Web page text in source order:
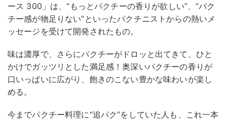
ース 300」は、“もっとパクチーの香りが欲しい”、“パク
チー感が物足りない”といったパクチニストからの熱いメ
ッセージを受けて開発されたもの。
味は濃厚で、さらにパクチーがドロッと出てきて、ひと
かけでガッツリとした満足感！奥深いパクチーの香りが
口いっぱいに広がり、飽きのこない豊かな味わいが楽し
める。
今までパクチー料理に“追パク”をしていた人も、これ一本